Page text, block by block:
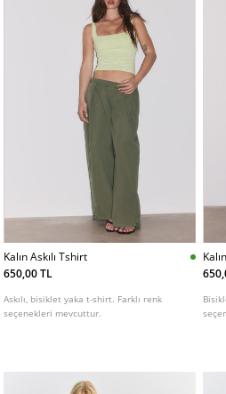
Kalın Askılı Tshirt
650,00 TL
Askılı, bisiklet yaka t-shirt. Farklı renk
seçenekleri mevcuttur.